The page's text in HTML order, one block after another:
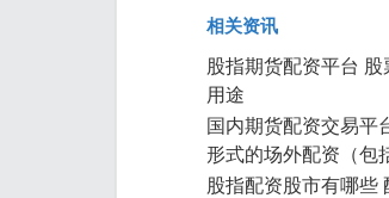
相关资讯
股指期货配资平台
用途
国内期货配资交易平
形式的场外配资（包
股指配资股市有哪些